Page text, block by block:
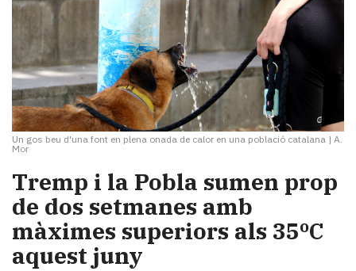
Un gos beu d'una font en plena onada de calor en una població catalana | A.
Mor
Tremp i la Pobla sumen prop
de dos setmanes amb
màximes superiors als 35ºC
aquest juny